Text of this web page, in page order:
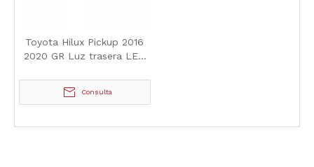
Toyota Hilux Pickup 2016
2020 GR Luz trasera LED
Consulta